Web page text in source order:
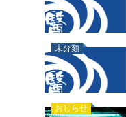
未分類
おしらせ